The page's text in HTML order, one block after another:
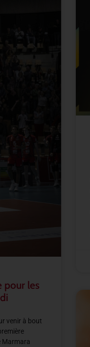
pour les
venir à bout
Marmara